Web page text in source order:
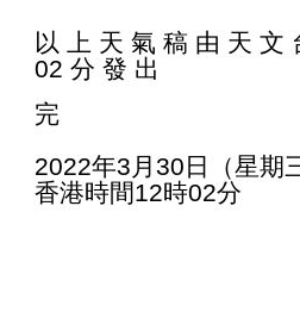
以 上 天 氣 稿 由 天 文
02 分 發 出
完
2022年3月30日（星期
香港時間12時02分